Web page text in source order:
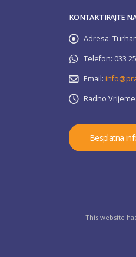
KONTAKTIRAJTE
Adresa:
Telefon: 033
Email:
Radno Vrijeme:
Besplatna
This website